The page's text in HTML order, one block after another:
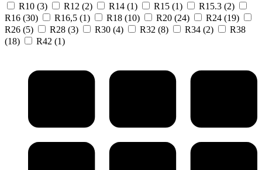
R10 (3) R12 (2) R14 (1) R15 (1) R15.3 (2)
R16 (30) R16,5 (1) R18 (10) R20 (24) R24 (19)
R26 (5) R28 (3) R30 (4) R32 (8) R34 (2)
R38
(18)
R42 (1)